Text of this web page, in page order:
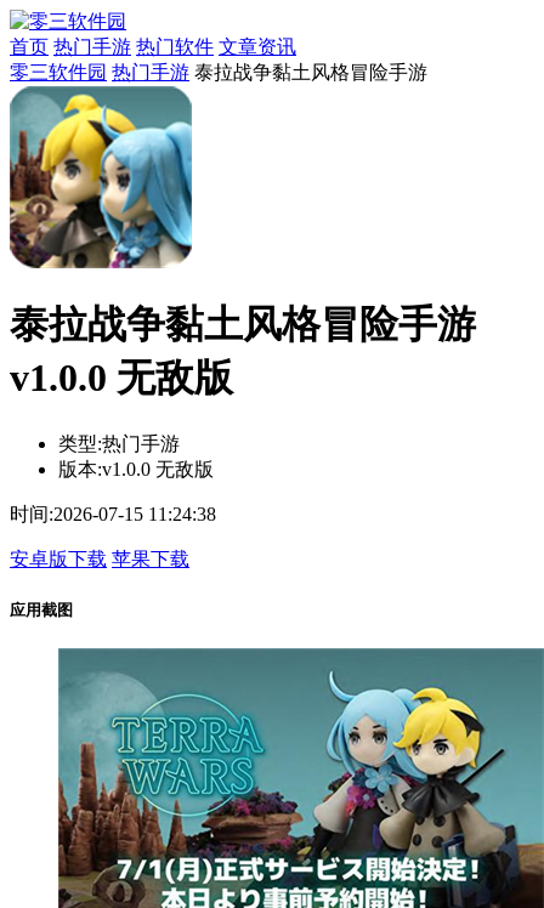
首页 热门手游 热门软件 文章资讯
零三软件园 热门手游 泰拉战争黏土风格冒险手游
泰拉战争黏土风格冒险手游
v1.0.0 无敌版
类型:热门手游
版本:v1.0.0 无敌版
时间:2026-07-15 11:24:38
安卓版下载 苹果下载
应用截图